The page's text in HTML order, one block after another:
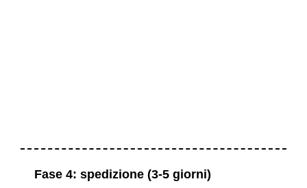
Fase 4: spedizione (3-5 giorni)